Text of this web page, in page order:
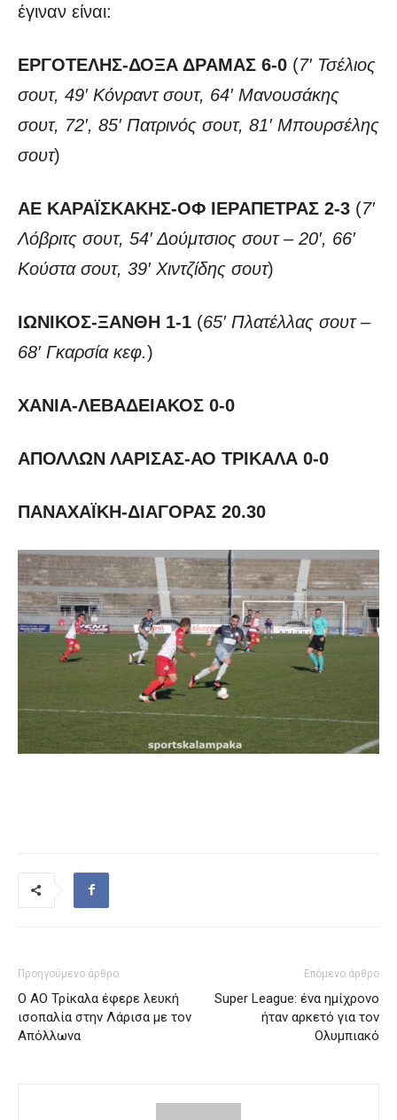
έγιναν είναι:
ΕΡΓΟΤΕΛΗΣ-ΔΟΞΑ ΔΡΑΜΑΣ 6-0 (7′ Τσέλιος
σουτ, 49′ Κόνραντ σουτ, 64′ Μανουσάκης
σουτ, 72′, 85′ Πατρινός σουτ, 81′ Μπουρσέλης
σουτ)
ΑΕ ΚΑΡΑΪΣΚΑΚΗΣ-ΟΦ ΙΕΡΑΠΕΤΡΑΣ 2-3 (7′
Λόβριτς σουτ, 54′ Δούμτσιος σουτ – 20′, 66′
Κούστα σουτ, 39′ Χιντζίδης σουτ)
ΙΩΝΙΚΟΣ-ΞΑΝΘΗ 1-1 (65′ Πλατέλλας σουτ –
68′ Γκαρσία κεφ.)
ΧΑΝΙΑ-ΛΕΒΑΔΕΙΑΚΟΣ 0-0
ΑΠΟΛΛΩΝ ΛΑΡΙΣΑΣ-ΑΟ ΤΡΙΚΑΛΑ 0-0
ΠΑΝΑΧΑΪΚΗ-ΔΙΑΓΟΡΑΣ 20.30
Προηγούμενο άρθρο
Ο ΑΟ Τρίκαλα έφερε λευκή
ισοπαλία στην Λάρισα με τον
Απόλλωνα
Επόμενο άρθρο
Super League: ένα ημίχρονο
ήταν αρκετό για τον
Ολυμπιακό